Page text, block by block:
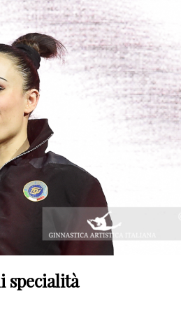
specialità